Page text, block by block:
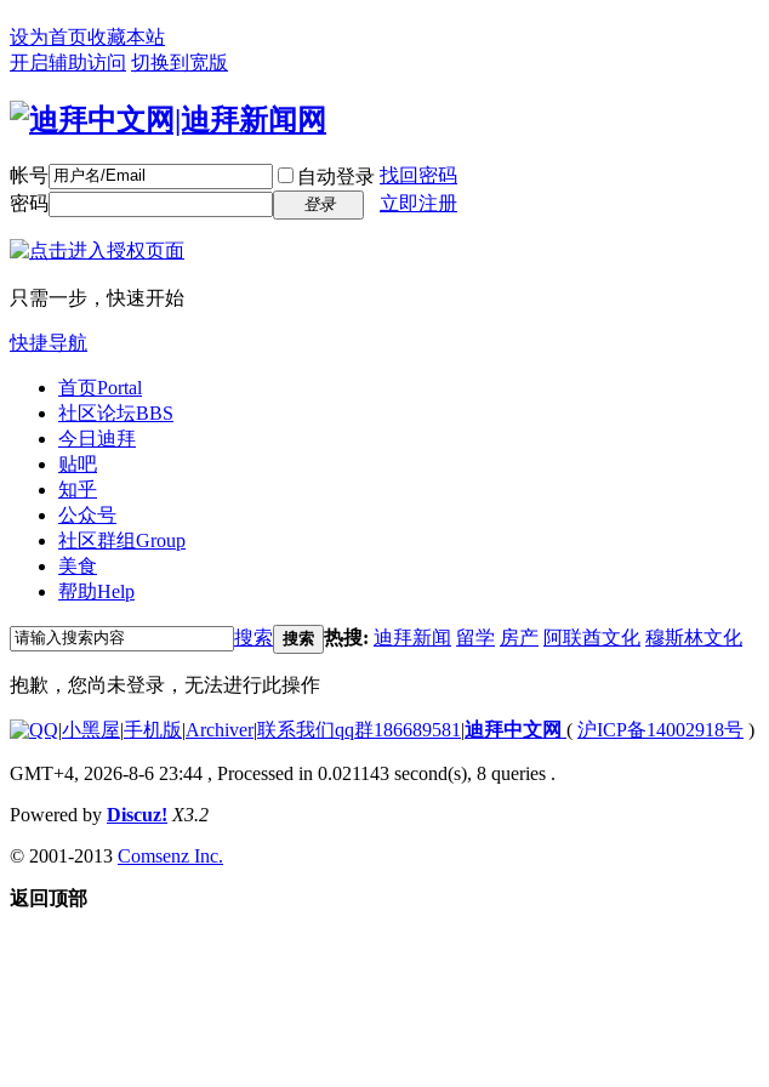
设为首页收藏本站
开启辅助访问 切换到宽版
帐号 自动登录 找回密码
密码
登录 立即注册
只需一步，快速开始
快捷导航
首页Portal
社区论坛BBS
今日迪拜
贴吧
知乎
公众号
社区群组Group
美食
帮助Help
搜索 搜索 热搜: 迪拜新闻 留学 房产 阿联酋文化 穆斯林文化
抱歉，您尚未登录，无法进行此操作
|小黑屋|手机版|Archiver|联系我们qq群186689581 |迪拜中文网 ( 沪ICP备14002918号 )
GMT+4, 2026-8-6 23:44 , Processed in 0.021143 second(s), 8 queries .
Powered by Discuz! X3.2
© 2001-2013 Comsenz Inc.
返回顶部